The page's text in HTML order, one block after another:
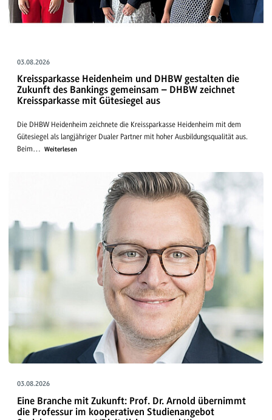
03.08.2026
Kreissparkasse Heidenheim und DHBW gestalten die
Zukunft des Bankings gemeinsam – DHBW zeichnet
Kreissparkasse mit Gütesiegel aus
Die DHBW Heidenheim zeichnete die Kreissparkasse Heidenheim mit dem
Gütesiegel als langjähriger Dualer Partner mit hoher Ausbildungsqualität aus.
Beim…
Weiterlesen
03.08.2026
Eine Branche mit Zukunft: Prof. Dr. Arnold übernimmt
die Professur im kooperativen Studienangebot